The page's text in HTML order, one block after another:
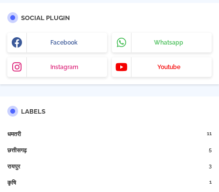
SOCIAL PLUGIN
Facebook Whatsapp
Instagram Youtube
LABELS
धमतरी 11
छत्तीसगढ़ 5
रायपुर 3
कृषि 1